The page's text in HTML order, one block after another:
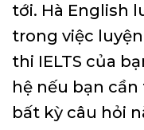
tới. Hà English
trong việc
thi IELTS của
hệ nếu bạn
bất kỳ câu hỏi